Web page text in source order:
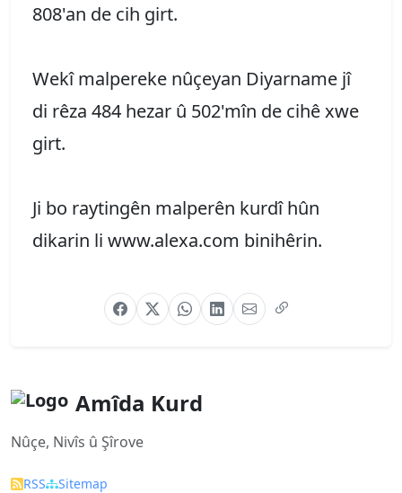
808'an de cih girt.
Wekî malpereke nûçeyan Diyarname jî
di rêza 484 hezar û 502'mîn de cihê xwe
girt.
Ji bo raytingên malperên kurdî hûn
dikarin li www.alexa.com binihêrin.
Amîda Kurd
Nûçe, Nivîs û Şîrove
RSS Sitemap